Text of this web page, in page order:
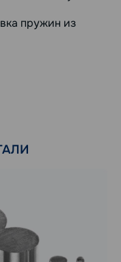
пружин из